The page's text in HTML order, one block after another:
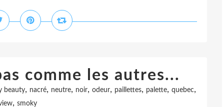
comme les autres...
beauty, nacré, neutre, noir, odeur, paillettes, palette, quebec,
, smoky